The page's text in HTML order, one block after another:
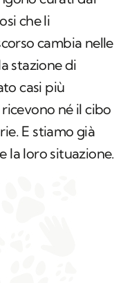
stazione di
casi più
ricevono né il cibo
E stiamo già
la loro situazione.